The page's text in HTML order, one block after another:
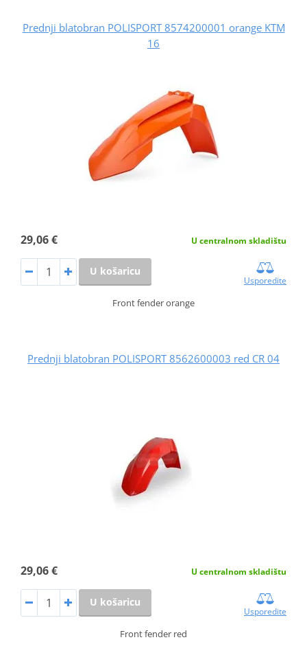
Prednji blatobran POLISPORT 8574200001 orange KTM
16
29,06 € U centralnom skladištu
U košaricu
Usporedite
Front fender orange
Prednji blatobran POLISPORT 8562600003 red CR 04
29,06 € U centralnom skladištu
U košaricu
Usporedite
Front fender red